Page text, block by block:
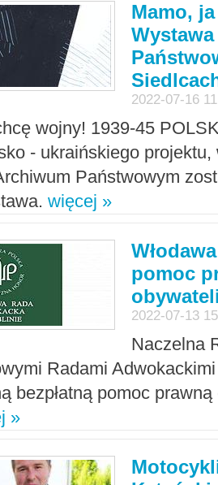
Mamo,
2022-07-16
wojny! 1939-45
- ukraińskiego
Państwowym
więcej »
pomoc
2022-07-13
Naczelna
Radami Adwokackimi
bezpłatną pomoc
»